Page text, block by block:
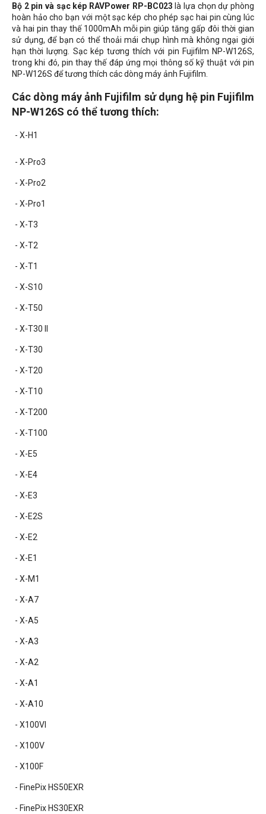
Bộ 2 pin và sạc kép RAVPower RP-BC023 là lựa chọn dự phòng
hoàn hảo cho bạn với một sạc kép cho phép sạc hai pin cùng lúc
và hai pin thay thế 1000mAh mỗi pin giúp tăng gấp đôi thời gian
sử dụng, để bạn có thể thoải mái chụp hình mà không ngại giới
hạn thời lượng. Sạc kép tương thích với pin Fujifilm NP-W126S,
trong khi đó, pin thay thế đáp ứng mọi thông số kỹ thuật với pin
NP-W126S để tương thích cácdòng máy ảnh Fujifilm.
Các dòng máy ảnh Fujifilm sử dụng hệ pin Fujifilm
NP-W126S có thể tương thích:
- X-H1
- X-Pro3
- X-Pro2
- X-Pro1
- X-T3
- X-T2
- X-T1
- X-S10
- X-T50
- X-T30 II
- X-T30
- X-T20
- X-T10
- X-T200
- X-T100
- X-E5
- X-E4
- X-E3
- X-E2S
- X-E2
- X-E1
- X-M1
- X-A7
- X-A5
- X-A3
- X-A2
- X-A1
- X-A10
- X100VI
- X100V
- X100F
- FinePix HS50EXR
- FinePix HS30EXR